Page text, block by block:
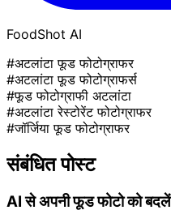
FoodShot AI
#अटलांटा फूड फोटोग्राफर
#अटलांटा फूड फोटोग्राफर्स
#फूड फोटोग्राफी अटलांटा
#अटलांटा रेस्टोरेंट फोटोग्राफर
#जॉर्जिया फूड फोटोग्राफर
संबंधित पोस्ट
AI से अपनी फूड फोटो को बदलें